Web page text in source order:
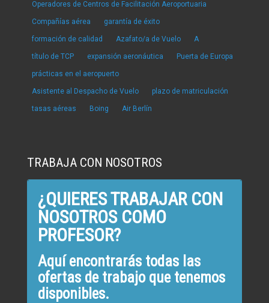
Operadores de Centros de Facilitación Aeroportuaria
Compañías aérea garantía de éxito
formación de calidad Azafato/a de Vuelo A
título de TCP expansión aeronáutica Puerta de Europa
prácticas en el aeropuerto
Asistente al Despacho de Vuelo plazo de matriculación
tasas aéreas Boing Air Berlín
TRABAJA CON NOSOTROS
¿QUIERES TRABAJAR CON
NOSOTROS COMO
PROFESOR?
Aquí encontrarás todas las
ofertas de trabajo que tenemos
disponibles.